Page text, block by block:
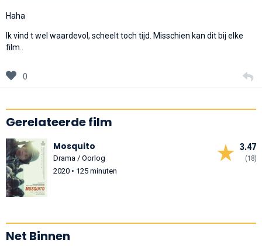
Haha
Ik vind t wel waardevol, scheelt toch tijd. Misschien kan dit bij elke
film..
0
Gerelateerde film
3.47
(18)
Mosquito
Drama / Oorlog
2020 • 125 minuten
Net Binnen